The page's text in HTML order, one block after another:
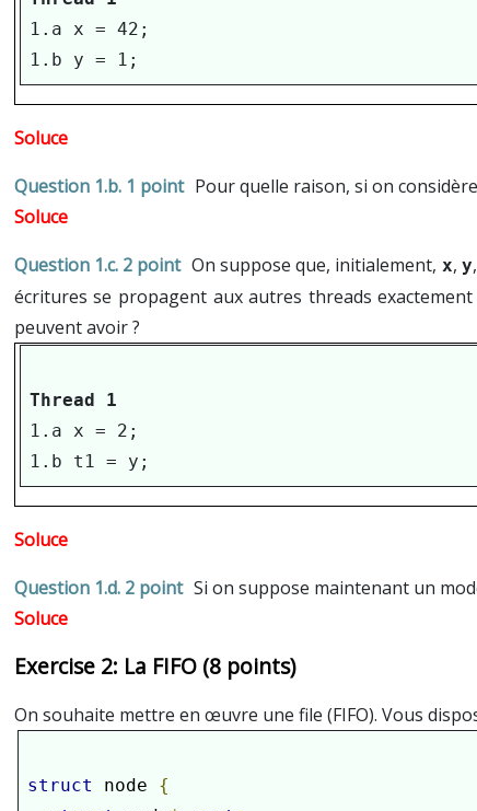
1.a x = 42;
1.b y = 1;
1 point Pour quelle raison, si on
2 point On suppose que, initialement, x, y,
écritures se propagent aux autres threads
peuvent avoir ?
Thread 1
1.a x = 2;
1.b t1 = y;
2 point Si on suppose maintenant un
La FIFO (8 points)
On souhaite mettre en œuvre une file (FIFO). Vous
struct node {